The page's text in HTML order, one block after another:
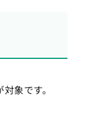
象です。